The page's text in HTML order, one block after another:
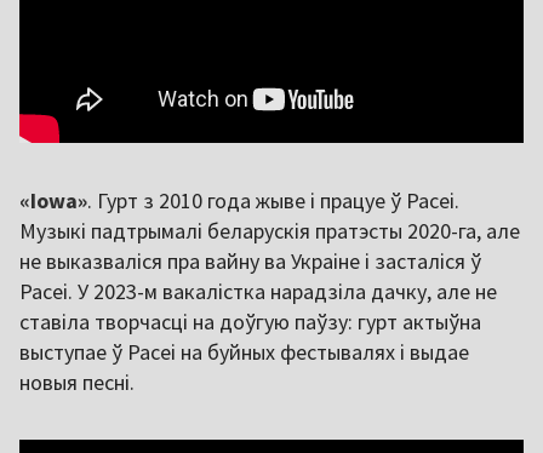
«Iowa». Гурт з 2010 года жыве і працуе ў Расеі.
Музыкі падтрымалі беларускія пратэсты 2020-га, але
не выказваліся пра вайну ва Украіне і засталіся ў
Расеі. У 2023-м вакалістка нарадзіла дачку, але не
ставіла творчасці на доўгую паўзу: гурт актыўна
выступае ў Расеі на буйных фестывалях і выдае
новыя песні.